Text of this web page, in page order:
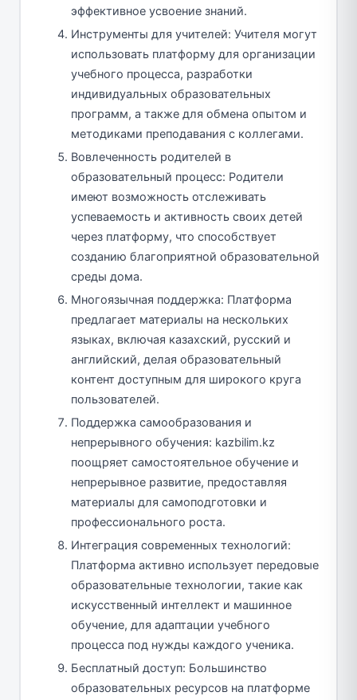
эффективное усвоение знаний.
Инструменты для учителей: Учителя могут
использовать платформу для организации
учебного процесса, разработки
индивидуальных образовательных
программ, а также для обмена опытом и
методиками преподавания с коллегами.
Вовлеченность родителей в
образовательный процесс: Родители
имеют возможность отслеживать
успеваемость и активность своих детей
через платформу, что способствует
созданию благоприятной образовательной
среды дома.
Многоязычная поддержка: Платформа
предлагает материалы на нескольких
языках, включая казахский, русский и
английский, делая образовательный
контент доступным для широкого круга
пользователей.
Поддержка самообразования и
непрерывного обучения: kazbilim.kz
поощряет самостоятельное обучение и
непрерывное развитие, предоставляя
материалы для самоподготовки и
профессионального роста.
Интеграция современных технологий:
Платформа активно использует передовые
образовательные технологии, такие как
искусственный интеллект и машинное
обучение, для адаптации учебного
процесса под нужды каждого ученика.
Бесплатный доступ: Большинство
образовательных ресурсов на платформе